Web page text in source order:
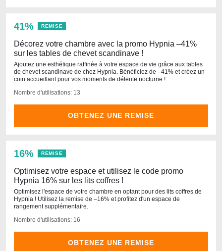
41% REMISE
Décorez votre chambre avec la promo Hypnia –41%
sur les tables de chevet scandinave !
Ajoutez une esthétique raffinée à votre espace de vie grâce aux tables
de chevet scandinave de chez Hypnia. Bénéficiez de –41% et créez un
coin accueillant pour vos moments de détente nocturne !
Nombre d'utilisations: 13
OBTENEZ UNE REMISE
16% REMISE
Optimisez votre espace et utilisez le code promo
Hypnia 16% sur les lits coffres !
Optimisez l'espace de votre chambre en optant pour des lits coffres de
Hypnia ! Utilisez la remise de –16% et profitez d'un espace de
rangement supplémentaire.
Nombre d'utilisations: 16
OBTENEZ UNE REMISE